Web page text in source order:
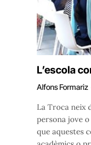
L’escola
Alfons Formariz
La Troca neix
persona jove
que aquestes